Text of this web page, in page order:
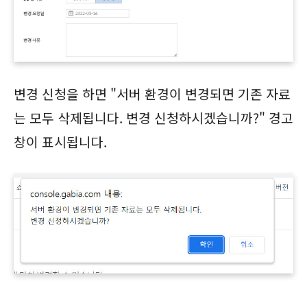
변경 신청을 하면 "서버 환경이 변경되면 기존 자료
는 모두 삭제됩니다. 변경 신청하시겠습니까?" 경고
창이 표시됩니다.